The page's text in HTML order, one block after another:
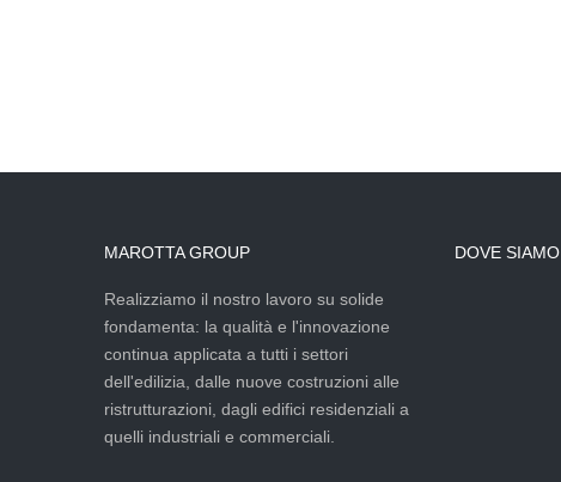
MAROTTA GROUP
Realizziamo il nostro lavoro su solide
fondamenta: la qualità e l'innovazione
continua applicata a tutti i settori
dell'edilizia, dalle nuove costruzioni alle
ristrutturazioni, dagli edifici residenziali a
quelli industriali e commerciali.
DOVE SIAMO